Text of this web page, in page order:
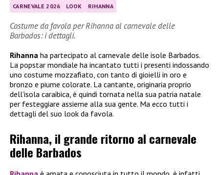
CARNEVALE 2026 LOOK RIHANNA
Costume da favola per Rihanna al carnevale delle
Barbados: i dettagli.
Rihanna ha partecipato al carnevale delle isole Barbados.
La popstar mondiale ha incantato tutti i presenti indossando
uno costume mozzafiato, con tanto di gioielli in oro e
bronzo e piume colorate. La cantante, originaria proprio
dell’isola caraibica, è quindi tornata nella sua patria natale
per festeggiare assieme alla sua gente. Ma ecco tutti i
dettagli del suo look da favola.
Rihanna, il grande ritorno al carnevale
delle Barbados